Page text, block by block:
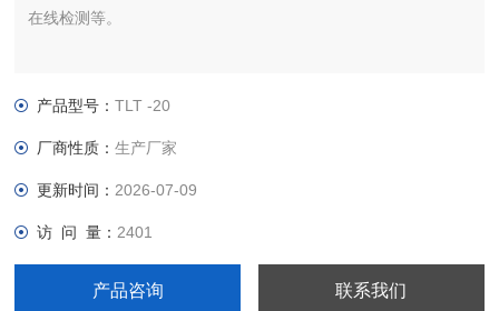
在线检测等。
产品型号：TLT -20
厂商性质：生产厂家
更新时间： 2026-07-09
访 问 量： 2401
产品咨询 联系我们